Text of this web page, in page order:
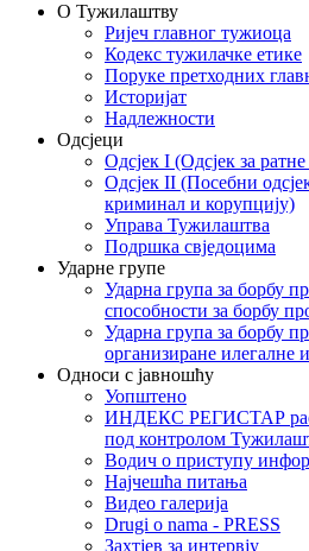
О Тужилаштву
Ријеч главног тужиоца
Кодекс тужилачке етике
Поруке претходних
Историјат
Надлежности
Одсјеци
Одсјек I (Одсјек за
Одсјек II (Посебни
криминал и корупцију)
Управа Тужилаштва
Подршка свједоцима
Ударне групе
Ударна група за борбу
способности за борбу
Ударна група за борбу
организиране илегалне
Односи с јавношћу
Уопштено
ИНДЕКС РЕГИСТАР
под контролом
Водич о приступу
Најчешћа питања
Видео галерија
Drugi o nama - PRESS
Захтјев за интервју